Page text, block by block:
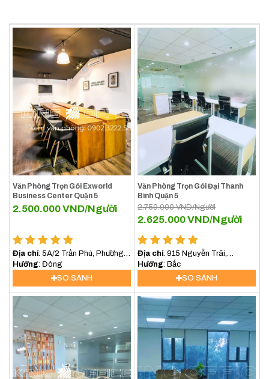
Văn Phòng Trọn Gói Exworld
Business Center Quận 5
2.500.000VND/Người
Địa chỉ: 5A/2 Trần Phú, Phường
4, Quận 5, TP. Hồ Chí Minh
Hướng : Đông
SO SÁNH
Văn Phòng Trọn Gói Đại Thanh
Bình Quận 5
2.750.000VND/Người
2.625.000VND/Người
Địa chỉ: 915 Nguyễn Trãi,
Phường 14, Quận 5, TP. Hồ Chí
Hướng
: Bắc
SO SÁNH